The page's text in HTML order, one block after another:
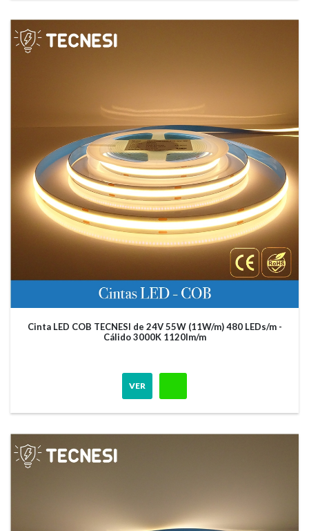
Cinta LED COB TECNESI de 24V 55W (11W/m) 480 LEDs/m -
Cálido 3000K 1120lm/m
VER